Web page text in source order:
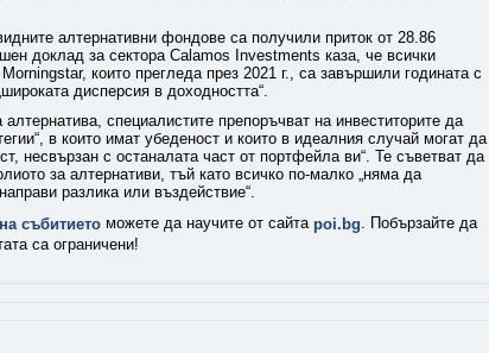
алтернативни фондове са получили приток от 28.86
доклад за сектора Calamos Investments каза, че всички
които прегледа през 2021 г., са завършили годината с
дисперсия в доходността“.
специалистите препоръчват на инвеститорите да
в които имат убеденост и които в идеалния случай могат да
несвързан с останалата част от портфейла ви“. Те съветват да
за алтернативи, тъй като всичко по-малко „няма да
разлика или въздействие“.
събитието можете да научите от сайта poi.bg . Побързайте да
са ограничени!